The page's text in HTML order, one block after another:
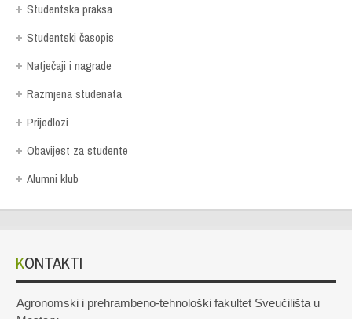
Studentska praksa
Studentski časopis
Natječaji i nagrade
Razmjena studenata
Prijedlozi
Obavijest za studente
Alumni klub
KONTAKTI
Agronomski i prehrambeno-tehnološki fakultet Sveučilišta u